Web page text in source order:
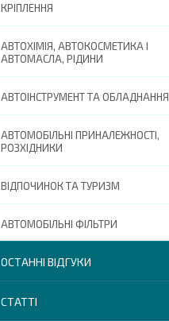
КРІПЛЕННЯ
АВТОХІМІЯ, АВТОКОСМЕТИКА І
АВТОМАСЛА, РІДИНИ
АВТОІНСТРУМЕНТ ТА ОБЛАДНАННЯ
АВТОМОБІЛЬНІ ПРИНАЛЕЖНОСТІ,
РОЗХІДНИКИ
ВІДПОЧИНОК ТА ТУРИЗМ
АВТОМОБІЛЬНІ ФІЛЬТРИ
ОСТАННІ ВІДГУКИ
СТАТТІ